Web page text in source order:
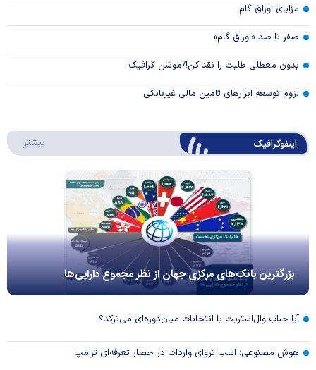
مزایای اوراق گام
صفر تا صد «اوراق گام»
بدون معطلی طلبت را نقد کن!/موشن گرافیک
لزوم توسعه ابزارهای تامین مالی غیربانکی
اینفوگرافیک بیشتر
بزرگترین بانک‌های مرکزی جهان از نظر مجموع دارایی‌ها
آیا حباب وال‌استریت با انتخابات میان‌دوره‌ای می‌ترکد؟
هوش مصنوعی؛ اسب تروای واردات در حصار تعرفه‌ای ترامپ